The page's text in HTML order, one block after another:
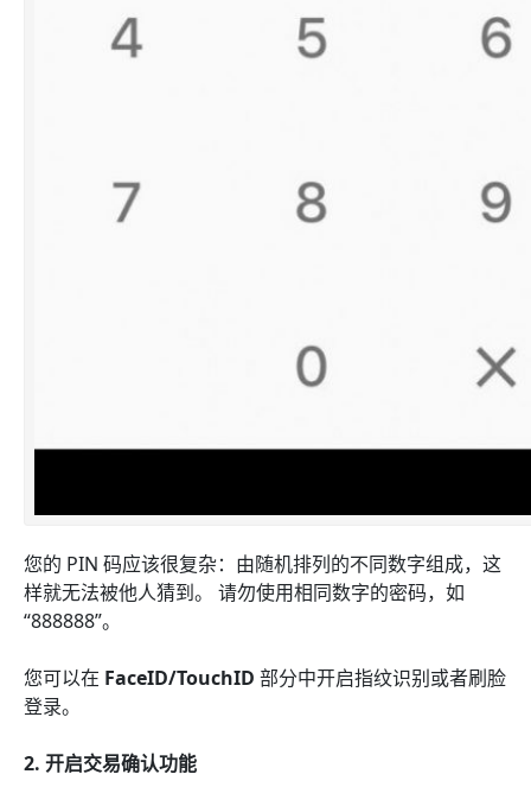
您的 PIN 码应该很复杂：由随机排列的不同数字组成，这
样就无法被他人猜到。 请勿使用相同数字的密码，如
“888888”。
您可以在 FaceID/TouchID 部分中开启指纹识别或者刷脸
登录。
2. 开启交易确认功能